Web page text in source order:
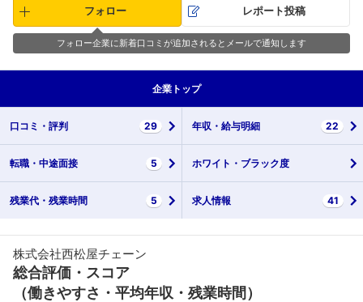
フォロー レポート投稿
フォロー企業に新着口コミが追加されるとメールで通知します
企業 トップ
口コミ・ 評判 29 年収・ 給与明細 22
転職・ 中途面接 5 ホワイト・ ブラック度
残業代・ 残業時間 5 求人情報 41
株式会社西松屋チェーン
総合評価・スコア
（働きやすさ・平均年収・残業時間）